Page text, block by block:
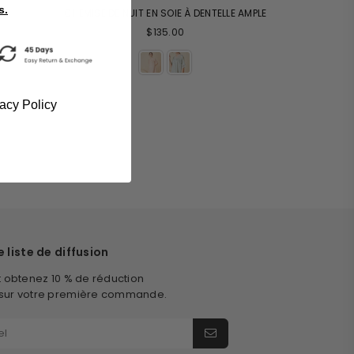
CHEMISE DE NUIT EN SOIE À DENTELLE AMPLE
$135.00
liste de diffusion
10 % de réduction
votre première commande.
Policy